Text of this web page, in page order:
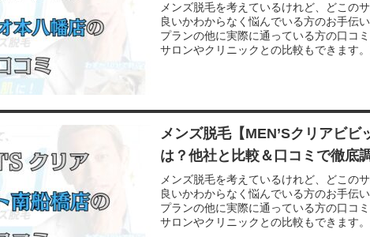
メンズ脱毛を考えているけれど、どこの
良いかわからなく悩んでいる方のお手伝
プランの他に実際に通っている方の口コ
サロンやクリニックとの比較もできます
メンズ脱毛【MEN’Sクリアビビ
は？他社と比較＆口コミで徹底
メンズ脱毛を考えているけれど、どこの
良いかわからなく悩んでいる方のお手伝
プランの他に実際に通っている方の口コ
サロンやクリニックとの比較もできます